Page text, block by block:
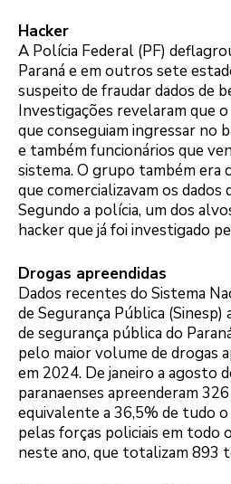
Hacker
A Polícia Federal (PF)
Paraná e em outros sete
suspeito de fraudar dados de
Investigações revelaram que
que conseguiam ingressar no
e também funcionários que
sistema. O grupo também era
que comercializavam os dados
Segundo a polícia, um dos
hacker que já foi investigado
Drogas apreendidas
Dados recentes do Sistema
de Segurança Pública
de segurança pública do
pelo maior volume de drogas
em 2024. De janeiro a agosto
paranaenses apreenderam
equivalente a 36,5% de tudo
pelas forças policiais em
neste ano, que totalizam 893